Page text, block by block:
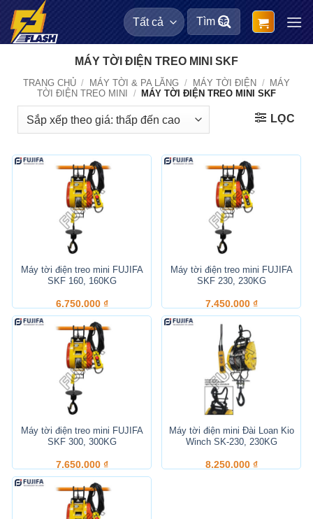
qua
nội
Tìm
kiếm:
MÁY TỜI ĐIỆN TREO MINI SKF
TRANG CHỦ / MÁY TỜI & PA LĂNG / MÁY TỜI ĐIỆN /
MÁY
TỜI ĐIỆN TREO MINI
/ MÁY TỜI ĐIỆN TREO MINI SKF
LỌC
Máy tời điện treo mini FUJIFA
SKF 160, 160KG
6.750.000 ₫
Máy tời điện treo mini FUJIFA
SKF 230, 230KG
7.450.000 ₫
Máy tời điện treo mini FUJIFA
SKF 300, 300KG
7.650.000 ₫
Máy tời điện mini Đài Loan Kio
Winch SK-230, 230KG
8.250.000 ₫